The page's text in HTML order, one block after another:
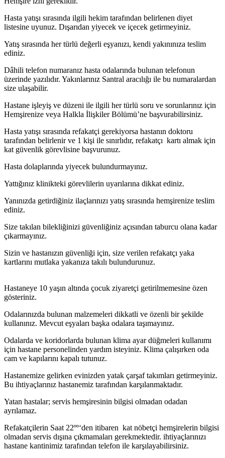
Hasta yatışı sırasında ilgili hekim tarafından belirlenen diyet
listesine uyunuz. Dışarıdan yiyecek ve içecek getirmeyiniz.
Yatış sırasında her türlü değerli eşyanızı, kendi yakınınıza teslim
ediniz.
Dâhili telefon numaranız hasta odalarında bulunan telefonun
üzerinde yazılıdır. Yakınlarınız Santral aracılığı ile bu numaralardan
size ulaşabilir.
Hastane işleyiş ve düzeni ile ilgili her türlü soru ve sorunlarınız için
Hemşirenize veya Halkla İlişkiler Bölümü’ne başvurabilirsiniz.
Hasta yatışı sırasında refakatçi gerekiyorsa hastanın doktoru
tarafından belirlenir ve 1 kişi ile sınırlıdır, refakatçı kartı almak için
kat güvenlik görevlisine başvurunuz.
Hasta dolaplarında yiyecek bulundurmayınız.
Yattığınız klinikteki görevlilerin uyarılarına dikkat ediniz.
Yanınızda getirdiğiniz ilaçlarınızı yatış sırasında hemşirenize teslim
ediniz.
Size takılan bilekliğinizi güvenliğiniz açısından taburcu olana kadar
çıkarmayınız.
Sizin ve hastanızın güvenliği için, size verilen refakatçı yaka
kartlarını mutlaka yakanıza takılı bulundurunuz.
Hastaneye 10 yaşın altında çocuk ziyaretçi getirilmemesine özen
gösteriniz.
Odalarınızda bulunan malzemeleri dikkatli ve özenli bir şekilde
kullanınız. Mevcut eşyaları başka odalara taşımayınız.
Odalarda ve koridorlarda bulunan klima ayar düğmeleri kullanımı
için hastane personelinden yardım isteyiniz. Klima çalışırken oda
cam ve kapılarını kapalı tutunuz.
Hastanemize gelirken evinizden yatak çarşaf takımları getirmeyiniz.
Bu ihtiyaçlarınız hastanemiz tarafından karşılanmaktadır.
Yatan hastalar; servis hemşiresinin bilgisi olmadan odadan
ayrılamaz.
Refakatçilerin Saat 22ºº‘den itibaren kat nöbetçi hemşirelerin bilgisi
olmadan servis dışına çıkmamaları gerekmektedir. ihtiyaçlarınızı
hastane kantinimiz tarafından telefon ile karşılayabilirsiniz.